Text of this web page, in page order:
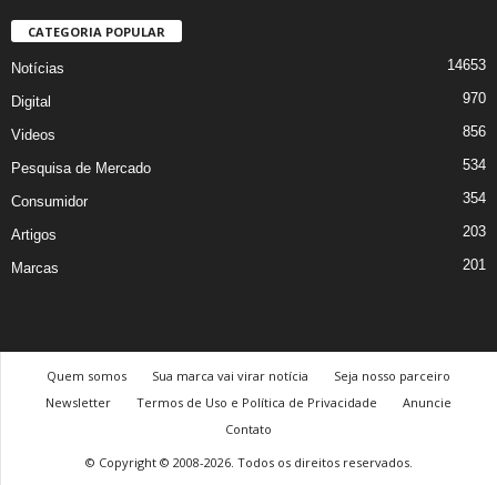
CATEGORIA POPULAR
Notícias 14653
Digital 970
Videos 856
Pesquisa de Mercado 534
Consumidor 354
Artigos 203
Marcas 201
Quem somos Sua marca vai virar notícia
Seja nosso parceiro
Newsletter
Termos de Uso e Política de Privacidade
Anuncie
Contato
© Copyright © 2008-2026. Todos os direitos reservados.